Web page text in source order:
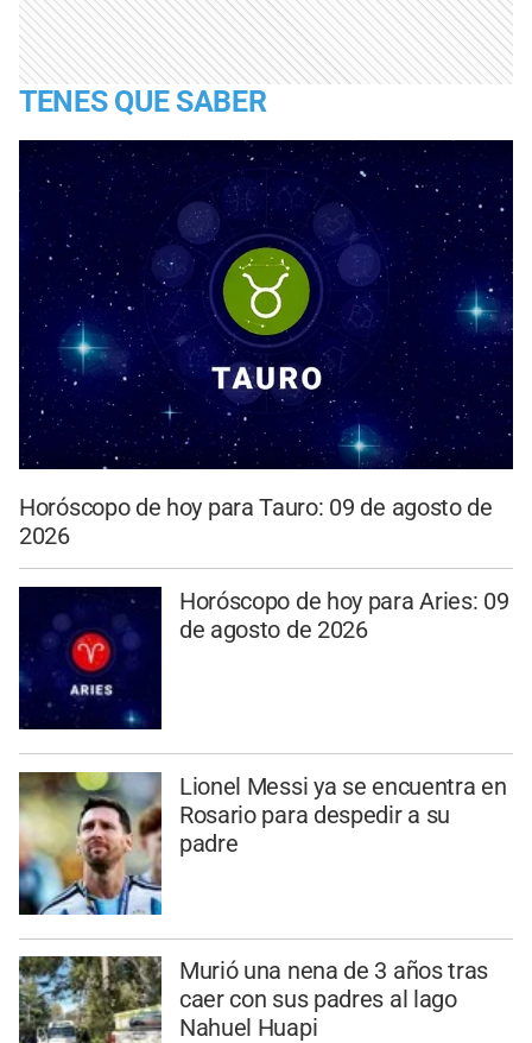
TENES QUE SABER
Horóscopo de hoy para Tauro: 09 de agosto de
2026
Horóscopo de hoy para Aries: 09
de agosto de 2026
Lionel Messi ya se encuentra en
Rosario para despedir a su
padre
Murió una nena de 3 años tras
caer con sus padres al lago
Nahuel Huapi